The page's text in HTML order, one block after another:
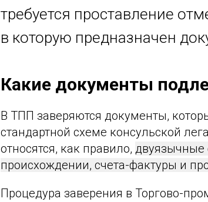
требуется проставление
в которую предназначен
Какие документы
В ТПП заверяются документы,
стандартной схеме консульской
относятся, как правило, двуязычные
происхождении, счета-фактуры и
Процедура заверения в Торгово-